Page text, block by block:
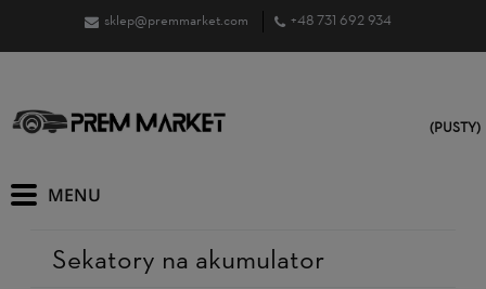
sklep@premmarket.com +48 731 692 934
(PUSTY)
Sekatory na akumulator